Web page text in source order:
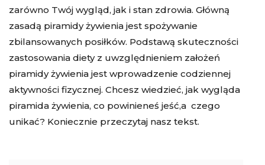
zarówno Twój wygląd, jak i stan zdrowia. Główną
zasadą piramidy żywienia jest spożywanie
zbilansowanych posiłków. Podstawą skuteczności
zastosowania diety z uwzględnieniem założeń
piramidy żywienia jest wprowadzenie codziennej
aktywności fizycznej. Chcesz wiedzieć, jak wygląda
piramida żywienia, co powinieneś jeść,a czego
unikać? Koniecznie przeczytaj nasz tekst.